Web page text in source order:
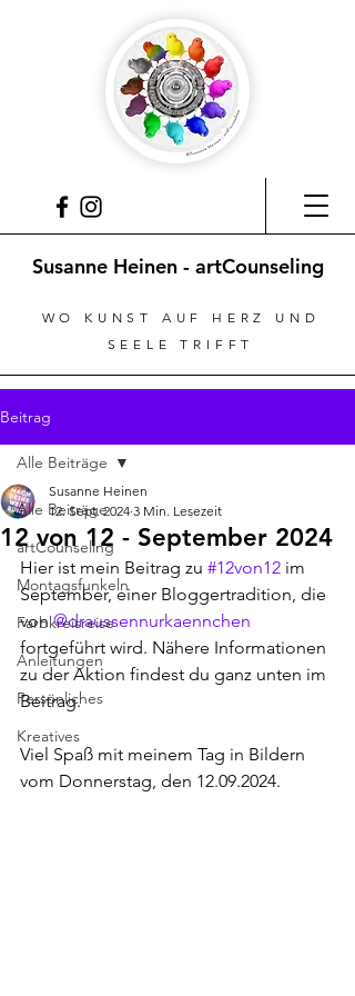
Susanne Heinen - artCounseling
WO KUNST AUF HERZ UND
SEELE TRIFFT
Beitrag
Alle Beiträge
artCounseling
Montagsfunkeln
Farbkreisreise
Anleitungen
Persönliches
Kreatives
Alle Beiträge
12 von 12 - September 2024
Susanne Heinen
12. Sept. 2024 3 Min. Lesezeit
Hier ist mein Beitrag zu #12von12 im
September, einer Bloggertradition, die
von @draussennurkaennchen
fortgeführt wird. Nähere Informationen
zu der Aktion findest du ganz unten im
Beitrag.
Viel Spaß mit meinem Tag in Bildern
vom Donnerstag, den 12.09.2024.